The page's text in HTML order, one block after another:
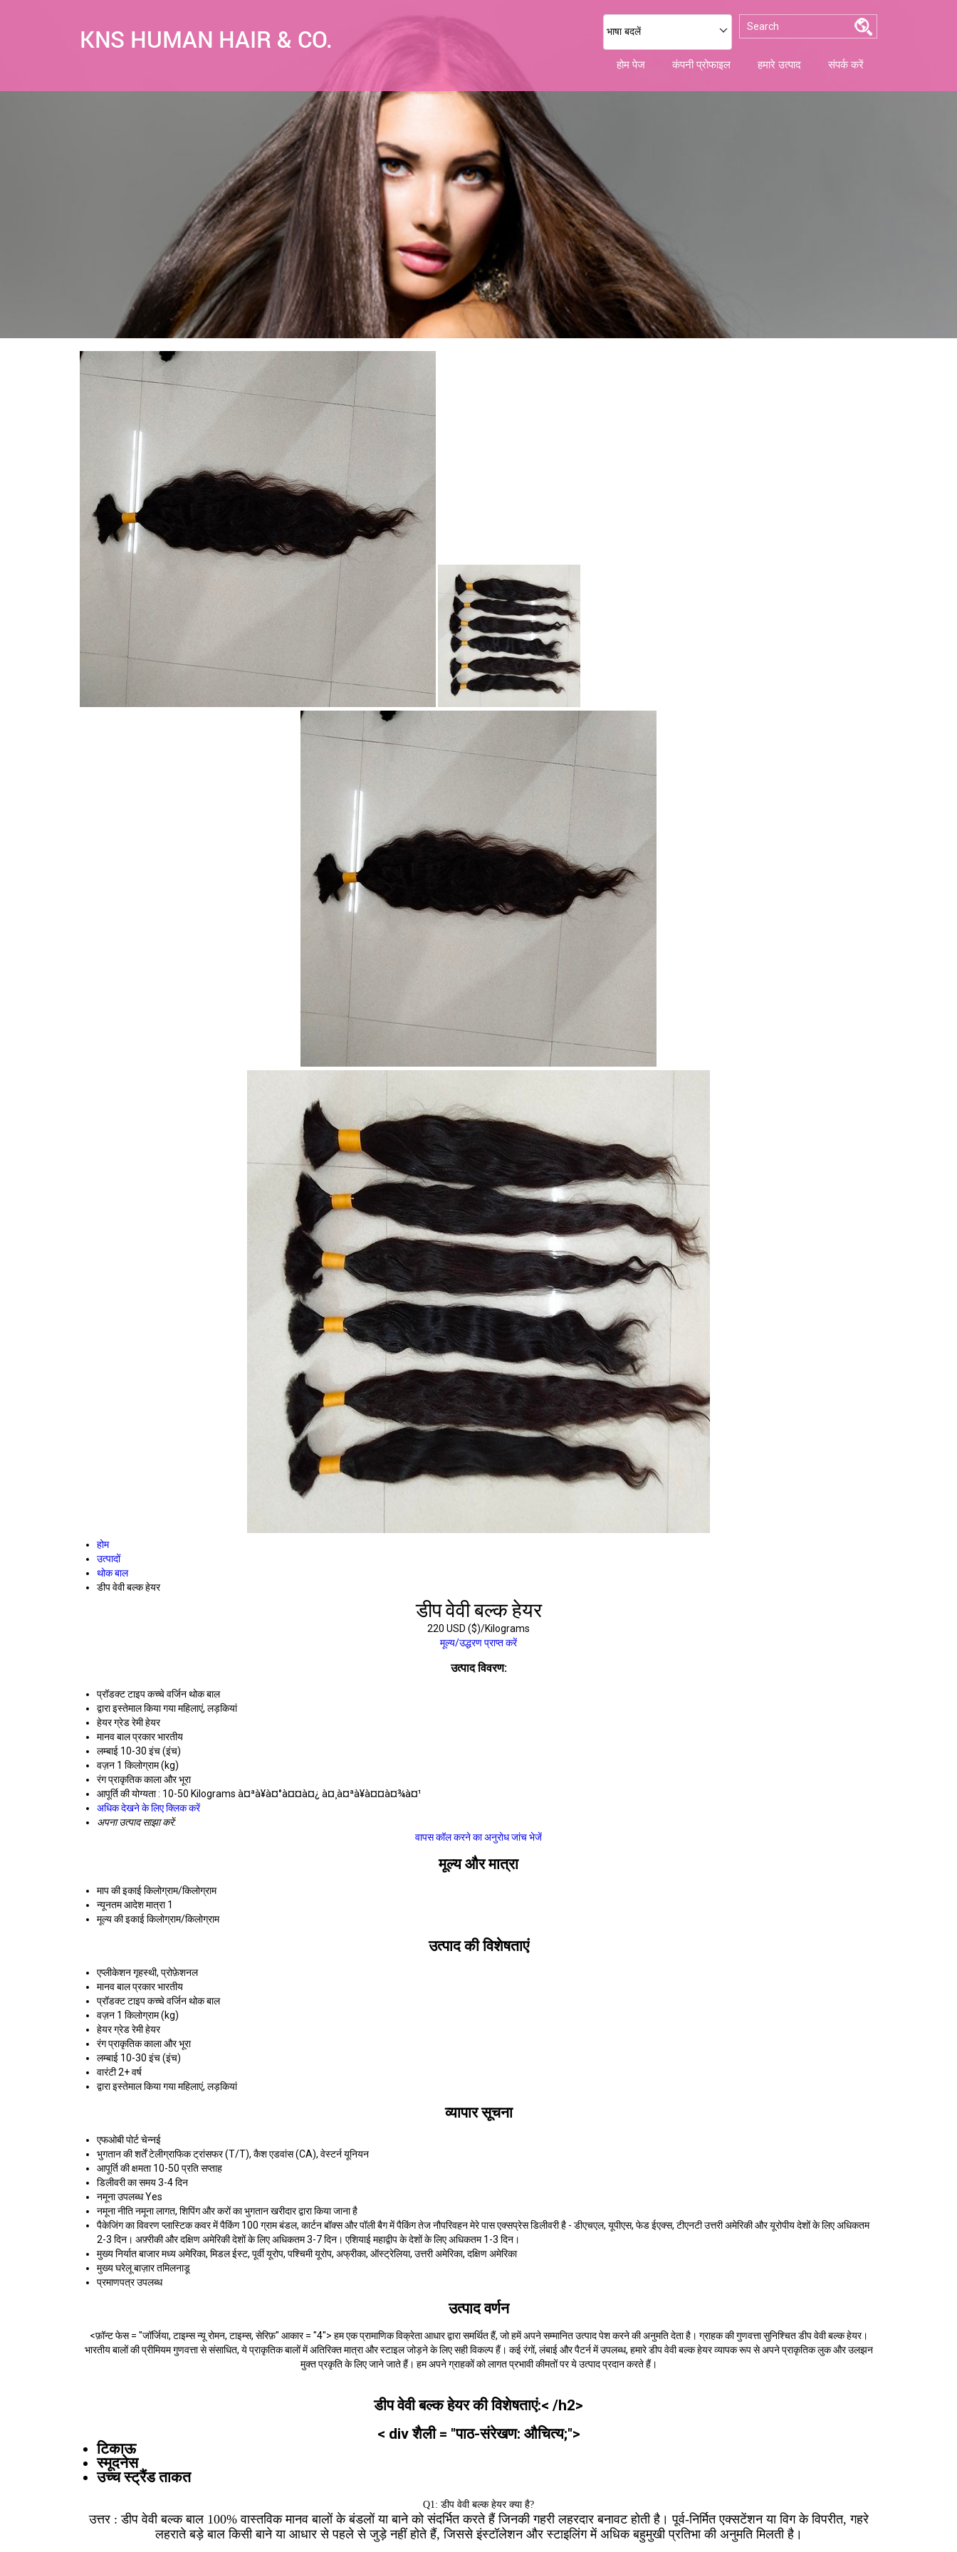
भाषा बदलें
होम पेज कंपनी प्रोफाइल हमारे उत्पाद संपर्क करें
होम
उत्पादों
थोक बाल
डीप वेवी बल्क हेयर
डीप वेवी बल्क हेयर
220 USD ($)/Kilograms
मूल्य/उद्धरण प्राप्त करें
उत्पाद विवरण:
प्रॉडक्ट टाइपकच्चे वर्जिन थोक बाल
द्वारा इस्तेमाल किया गयामहिलाएं, लड़कियां
हेयर ग्रेडरेमी हेयर
मानव बाल प्रकारभारतीय
लम्बाई 10-30 इंच (इंच)
वज़न 1 किलोग्राम (kg)
रंगप्राकृतिक काला और भूरा
आपूर्ति की योग्यता : 10-50 Kilograms à¤ªà¥à¤°à¤¤à¤¿ à¤¸à¤ªà¥à¤¤à¤¾à¤¹
अधिक देखने के लिए क्लिक करें
अपना उत्पाद साझा करें:
वापस कॉल करने का अनुरोधजांच भेजें
मूल्य और मात्रा
माप की इकाईकिलोग्राम/किलोग्राम
न्यूनतम आदेश मात्रा 1
मूल्य की इकाईकिलोग्राम/किलोग्राम
उत्पाद की विशेषताएं
एप्लीकेशनगृहस्थी, प्रोफ़ेशनल
मानव बाल प्रकारभारतीय
प्रॉडक्ट टाइपकच्चे वर्जिन थोक बाल
वज़न 1 किलोग्राम (kg)
हेयर ग्रेडरेमी हेयर
रंगप्राकृतिक काला और भूरा
लम्बाई 10-30 इंच (इंच)
वारंटी2+ वर्ष
द्वारा इस्तेमाल किया गयामहिलाएं, लड़कियां
व्यापार सूचना
एफओबी पोर्टचेन्नई
भुगतान की शर्तेंटेलीग्राफिक ट्रांसफर (T/T), कैश एडवांस (CA), वेस्टर्न यूनियन
आपूर्ति की क्षमता 10-50 प्रति सप्ताह
डिलीवरी का समय3-4 दिन
नमूना उपलब्धYes
नमूना नीतिनमूना लागत, शिपिंग और करों का भुगतान खरीदार द्वारा किया जाना है
पैकेजिंग का विवरणप्लास्टिक कवर में पैकिंग 100 ग्राम बंडल, कार्टन बॉक्स और पॉली बैग में पैकिंग तेज नौपरिवहन मेरे पास एक्सप्रेस डिलीवरी है - डीएचएल, यूपीएस, फेड ईएक्स, टीएनटी उत्तरी अमेरिकी और यूरोपीय देशों के लिए अधिकतम
2-3 दिन। अफ़्रीकी और दक्षिण अमेरिकी देशों के लिए अधिकतम 3-7 दिन। एशियाई महाद्वीप के देशों के लिए अधिकतम 1-3 दिन।
मुख्य निर्यात बाजारमध्य अमेरिका, मिडल ईस्ट, पूर्वी यूरोप, पश्चिमी यूरोप, अफ्रीका, ऑस्ट्रेलिया, उत्तरी अमेरिका, दक्षिण अमेरिका
मुख्य घरेलू बाज़ारतमिलनाडू
प्रमाणपत्रउपलब्ध
उत्पाद वर्णन
<फ़ॉन्ट फेस = "जॉर्जिया, टाइम्स न्यू रोमन, टाइम्स, सेरिफ़" आकार = "4"> हम एक प्रामाणिक विक्रेता आधार द्वारा समर्थित हैं, जो हमें अपने सम्मानित उत्पाद पेश करने की अनुमति देता है। ग्राहक की गुणवत्ता सुनिश्चित डीप वेवी बल्क हेयर।
भारतीय बालों की प्रीमियम गुणवत्ता से संसाधित, ये प्राकृतिक बालों में अतिरिक्त मात्रा और स्टाइल जोड़ने के लिए सही विकल्प हैं। कई रंगों, लंबाई और पैटर्न में उपलब्ध, हमारे डीप वेवी बल्क हेयर व्यापक रूप से अपने प्राकृतिक लुक और उलझन
मुक्त प्रकृति के लिए जाने जाते हैं। हम अपने ग्राहकों को लागत प्रभावी कीमतों पर ये उत्पाद प्रदान करते हैं।
डीप वेवी बल्क हेयर की विशेषताएं:< /h2>
< div शैली = "पाठ-संरेखण: औचित्य;">
टिकाऊ
स्मूदनेस
उच्च स्ट्रैंड ताकत
Q1: डीप वेवी बल्क हेयर क्या है?
उत्तर : डीप वेवी बल्क बाल 100% वास्तविक मानव बालों के बंडलों या बाने को संदर्भित करते हैं जिनकी गहरी लहरदार बनावट होती है। पूर्व-निर्मित एक्सटेंशन या विग के विपरीत, गहरे
लहराते बड़े बाल किसी बाने या आधार से पहले से जुड़े नहीं होते हैं, जिससे इंस्टॉलेशन और स्टाइलिंग में अधिक बहुमुखी प्रतिभा की अनुमति मिलती है।